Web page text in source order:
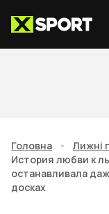
Головна • Лижні
История любви к
останавливала
досках